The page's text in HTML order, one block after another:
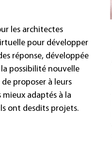
les architectes
pour développer
réponse, développée
possibilité nouvelle
proposer à leurs
adaptés à la
ont desdits projets.